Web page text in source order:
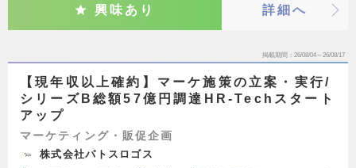
興味あり 詳細へ
掲載期間 26/08/04～26/08/17
【現年収以上確約】マーケ施策の立案・実行/
シリーズB総額57億円調達HR-Techスタート
アップ
マーケティング・販促企画
株式会社パトスロゴス